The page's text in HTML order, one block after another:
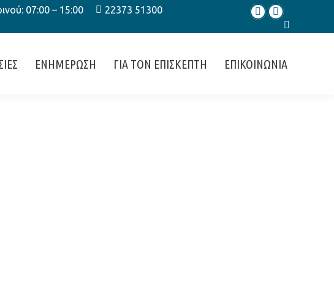
07:00 – 15:00
22373 51300
FacebookInstagram
Search:
ΕΝΗΜΕΡΩΣΗ ΓΙΑ ΤΟΝ ΕΠΙΣΚΕΠΤΗ ΕΠΙΚΟΙΝΩΝΙΑ